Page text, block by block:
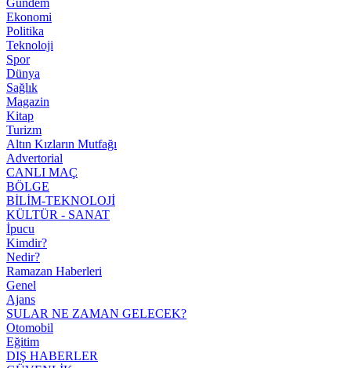
Ekonomi
Politika
Teknoloji
Spor
Dünya
Sağlık
Magazin
Kitap
Turizm
Altın Kızların Mutfağı
Advertorial
CANLI MAÇ
BÖLGE
BİLİM-TEKNOLOJİ
KÜLTÜR - SANAT
İpucu
Kimdir?
Nedir?
Ramazan Haberleri
Genel
Ajans
SULAR NE ZAMAN GELECEK?
Otomobil
Eğitim
DIŞ HABERLER